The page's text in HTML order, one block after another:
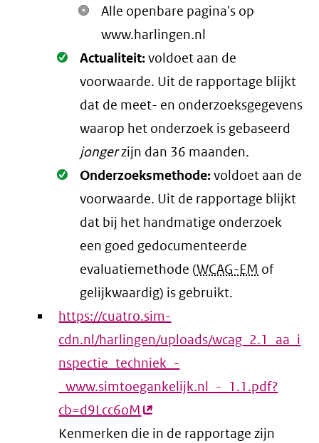
Alle openbare pagina's op
www.harlingen.nl
Oké.
Actualiteit:voldoet aan de
voorwaarde. Uit de rapportage blijkt
dat de meet- en onderzoeksgegevens
waarop het onderzoek is gebaseerd
jongerzijn dan 36 maanden.
Oké.
Onderzoeksmethode:voldoet aan de
voorwaarde. Uit de rapportage blijkt
dat bij het handmatige onderzoek
een goed gedocumenteerde
evaluatiemethode (WCAG-EM of
gelijkwaardig) is gebruikt.
https://cuatro.sim-
cdn.nl/harlingen/uploads/wcag_2.1_aa_i
nspectie_techniek_-
_www.simtoegankelijk.nl_-_1.1.pdf?
cb=d9Lcc6oM (externe
link)
Kenmerken die in de rapportage zijn